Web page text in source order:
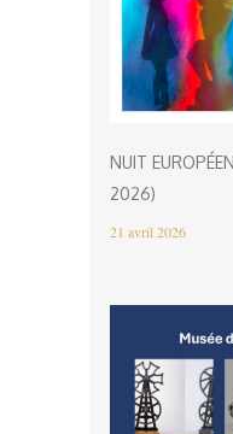
NUIT
2026)
21 avril 2026